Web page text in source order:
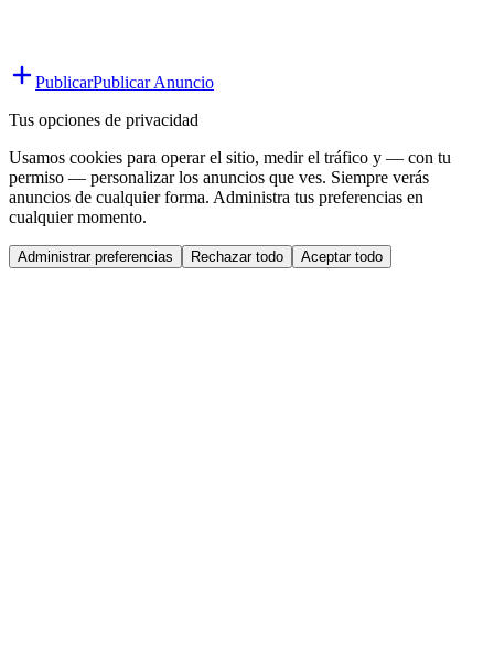
PublicarPublicar Anuncio
Tus opciones de privacidad
Usamos cookies para operar el sitio, medir el tráfico y — con tu
permiso — personalizar los anuncios que ves. Siempre verás
anuncios de cualquier forma. Administra tus preferencias en
cualquier momento.
Administrar preferencias Rechazar todo Aceptar todo